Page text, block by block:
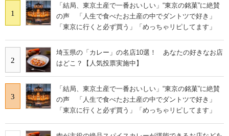
1
「結局、東京土産で一番おいしい」“東京の銘菓”に絶賛
の声 「人生で食べたお土産の中でダントツで好き」
「東京に行くと必ず買う」「めっちゃリピしてます」
2
埼玉県の「カレー」の名店10選！ あなたの好きなお店
はどこ？【人気投票実施中】
3
「結局、東京土産で一番おいしい」“東京の銘菓”に絶賛
の声 「人生で食べたお土産の中でダントツで好き」
「東京に行くと必ず買う」「めっちゃリピしてます」